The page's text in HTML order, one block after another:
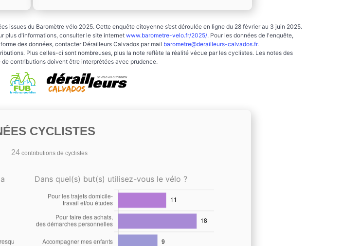
issues du Baromètre vélo 2025. Cette enquête citoyenne s’est déroulée en ligne du 28 février au 3 juin 2025.
plus d'informations, consulter le site internetwww.barometre-velo.fr/2025/. Pour les données de l'enquête,
des données, contacter Dérailleurs Calvados par mail barometre@derailleurs-calvados.fr.
Plus celles-ci sont nombreuses, plus la note reflète la réalité vécue par les cyclistes. Les notes des
contributions doivent être interprétées avec prudence.
CYCLISTES
24 contributions de cyclistes
Dans quel(s) but(s) utilisez-vous le vélo ?